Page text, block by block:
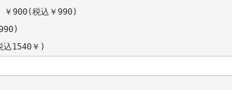
￥900(税込￥990)
込1540￥)